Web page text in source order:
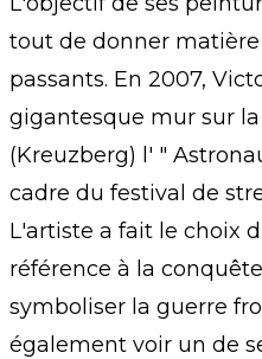
tout de donner
passants. En 2007,
gigantesque mur sur la
(Kreuzberg) l' "
cadre du festival de
L'artiste a fait le choix
référence à la
symboliser la guerre
également voir un de